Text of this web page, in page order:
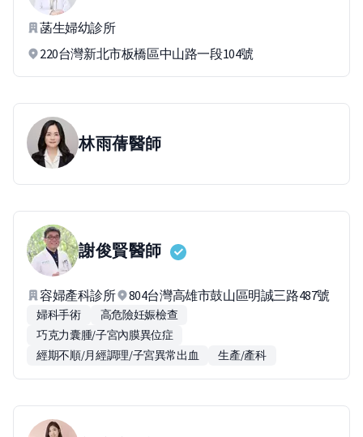
菡生婦幼診所
220台灣新北市板橋區中山路一段104號
林雨蒨醫師
謝俊賢醫師
容婦產科診所 804台灣高雄市鼓山區明誠三路487號
婦科手術
高危險妊娠檢查
巧克力囊腫/子宮內膜異位症
經期不順/月經調理/子宮異常出血
生產/產科